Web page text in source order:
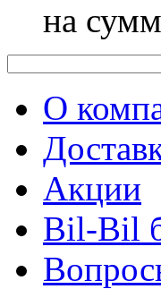
на
О
Акции
Bil-Bil